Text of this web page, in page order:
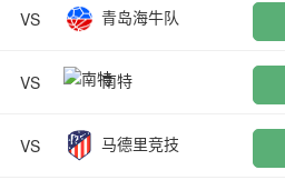
VS 青岛海牛队
VS 南特
VS 马德里竞技